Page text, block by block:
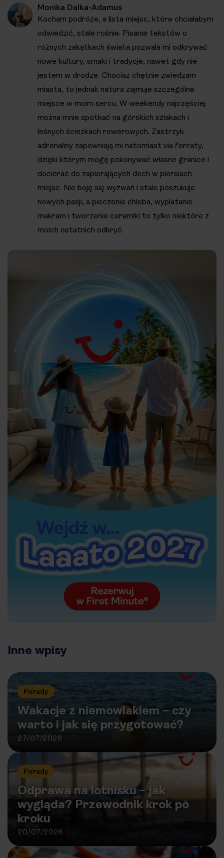
Monika Dalka-Adamus
Kocham podróże, a lista miejsc, które chciałabym
odwiedzić, stale rośnie. Pisanie tekstów o
różnych zakątkach świata pozwala mi odkrywać
nowe kultury, smaki i tradycje, nawet gdy nie
jestem w drodze. Chociaż chętnie zwiedzam
miasta, to jednak natura zajmuje szczególne
miejsce w moim sercu. W weekendy najczęściej
można mnie spotkać na górskich szlakach i
leśnych ścieżkach rowerowych. Zastrzyk
adrenaliny zapewniają mi natomiast via ferraty,
dzięki którym mogę pokonywać własne granice i
docierać do zapierających dech w piersiach
miejsc. Nie boję się wyzwań i stale poszukuje
nowych pasji, a pieczenie chleba, wyplatanie
makram i tworzenie ceramiki to tylko niektóre z
moich ostatnich odkryć.
Inne wpisy
Porady
Wakacje z niemowlakiem – czy
warto i jak się przygotować?
27/07/2026
Porady
Odprawa na lotnisku – jak
wygląda? Przewodnik krok po
kroku
20/07/2026